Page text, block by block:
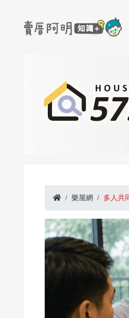
樂屋網 多人共